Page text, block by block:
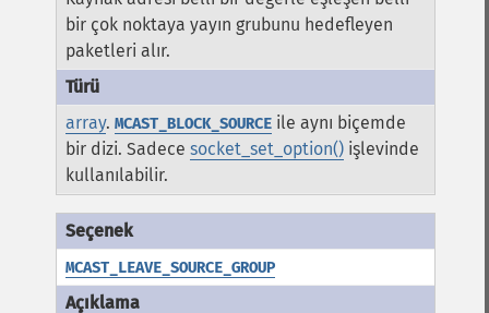
bir çok noktaya yayın grubunu hedefleyen
paketleri alır.
array.MCAST_BLOCK_SOURCE ile aynı biçemde
bir dizi. Sadecesocket_set_option() işlevinde
kullanılabilir.
MCAST_LEAVE_SOURCE_GROUP